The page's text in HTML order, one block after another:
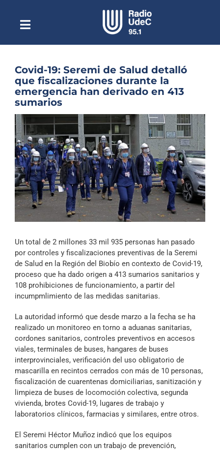
contenidoToggle
NavigationEscuchar Radio UdeC en vivo
Quiénes Somos
Programación
Noticias
Reportajes
Columnas
Música Clásica
Especiales
Covid-19: Seremi de Salud detalló
que fiscalizaciones durante la
emergencia han derivado en 413
sumarios
Ver
imagen
más
grande
Un total de 2 millones 33 mil 935 personas han pasado
por controles y fiscalizaciones preventivas de la Seremi
de Salud en la Región del Biobío en contexto de Covid-19,
proceso que ha dado origen a 413 sumarios sanitarios y
108 prohibiciones de funcionamiento, a partir del
incumpmlimiento de las medidas sanitarias.
La autoridad informó que desde marzo a la fecha se ha
realizado un monitoreo en torno a aduanas sanitarias,
cordones sanitarios, controles preventivos en accesos
viales, terminales de buses, hangares de buses
interprovinciales, verificación del uso obligatorio de
mascarilla en recintos cerrados con más de 10 personas,
fiscalización de cuarentenas domiciliarias, sanitización y
limpieza de buses de locomoción colectiva, segunda
vivienda, brotes Covid-19, lugares de trabajo y
laboratorios clínicos, farmacias y similares, entre otros.
El Seremi Héctor Muñoz indicó que los equipos
sanitarios cumplen con un trabajo de prevención,